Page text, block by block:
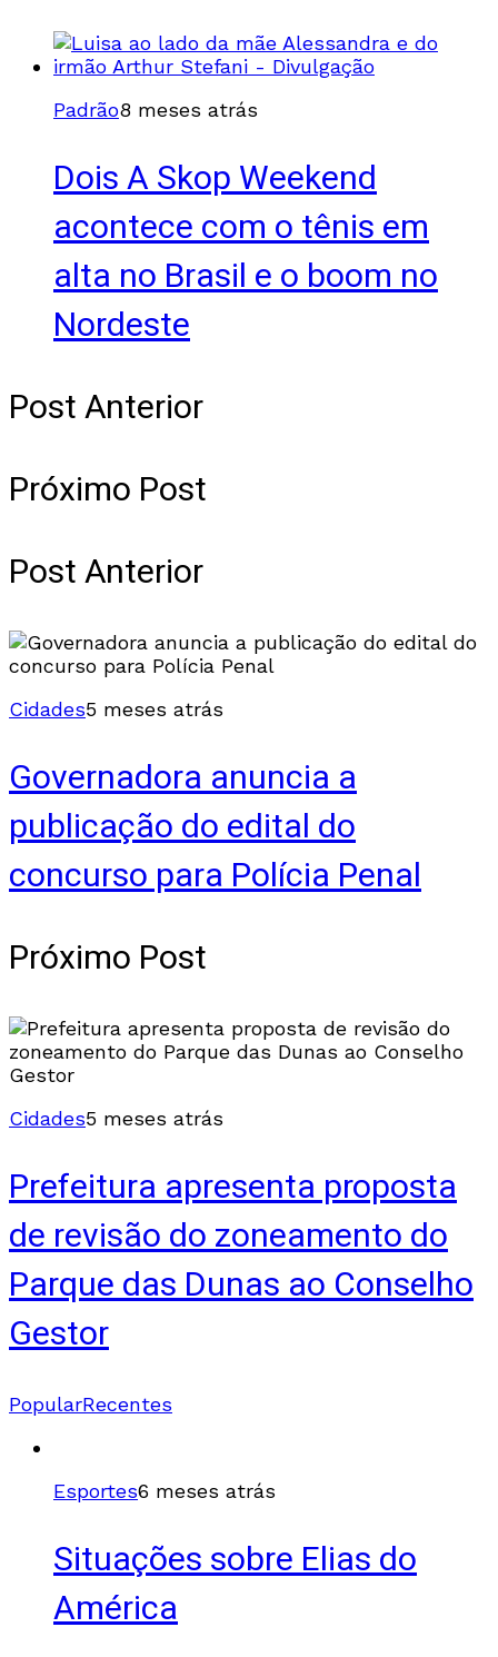
Padrão8 meses atrás
Dois A Skop Weekend
acontece com o tênis em
alta no Brasil e o boom no
Nordeste
Post Anterior
Próximo Post
Post Anterior
Cidades5 meses atrás
Governadora anuncia a
publicação do edital do
concurso para Polícia Penal
Próximo Post
Cidades5 meses atrás
Prefeitura apresenta proposta
de revisão do zoneamento do
Parque das Dunas ao Conselho
Gestor
PopularRecentes
Esportes6 meses atrás
Situações sobre Elias do
América